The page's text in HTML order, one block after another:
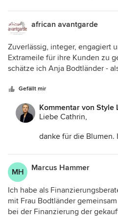
beiden Mitveranstalterinnen in
Heinichen und Frau Hennicke
zahlreich erschienenen
in kurzen Filmen nahe. Frau
exklusiven Möbel und
sondern anschließend auch in
und afrikanischen
Danke!
sage bis bald!
african avantgarde
Zuverlässig, integer, engagiert
Extrameile für ihre Kunden zu
schätze ich Anja Bodtländer -
-verkauf: Mit Style Living ist
Gefällt mir
Kommentar von Style
Liebe Cathrin,
danke für die Blumen.
Du meine
Bodtländers Salon
Afrika". Später mehr
MH Marcus Hammer
Ich habe als
mit Frau Bodtländer
bei der Finanzierung der